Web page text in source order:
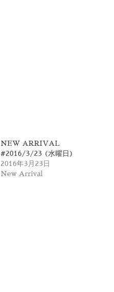
NEW ARRIVAL
#2016/3/23 (水曜日)
2016年3月23日
New Arrival